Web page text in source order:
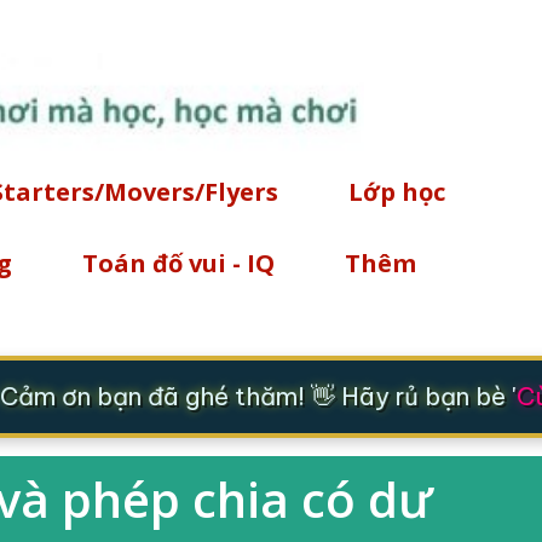
Movers/Flyers Lớp học
Toán đố vui - IQ Thêm
ơn bạn đã ghé thăm! 👋 Hãy rủ bạn bè '
phép chia có dư